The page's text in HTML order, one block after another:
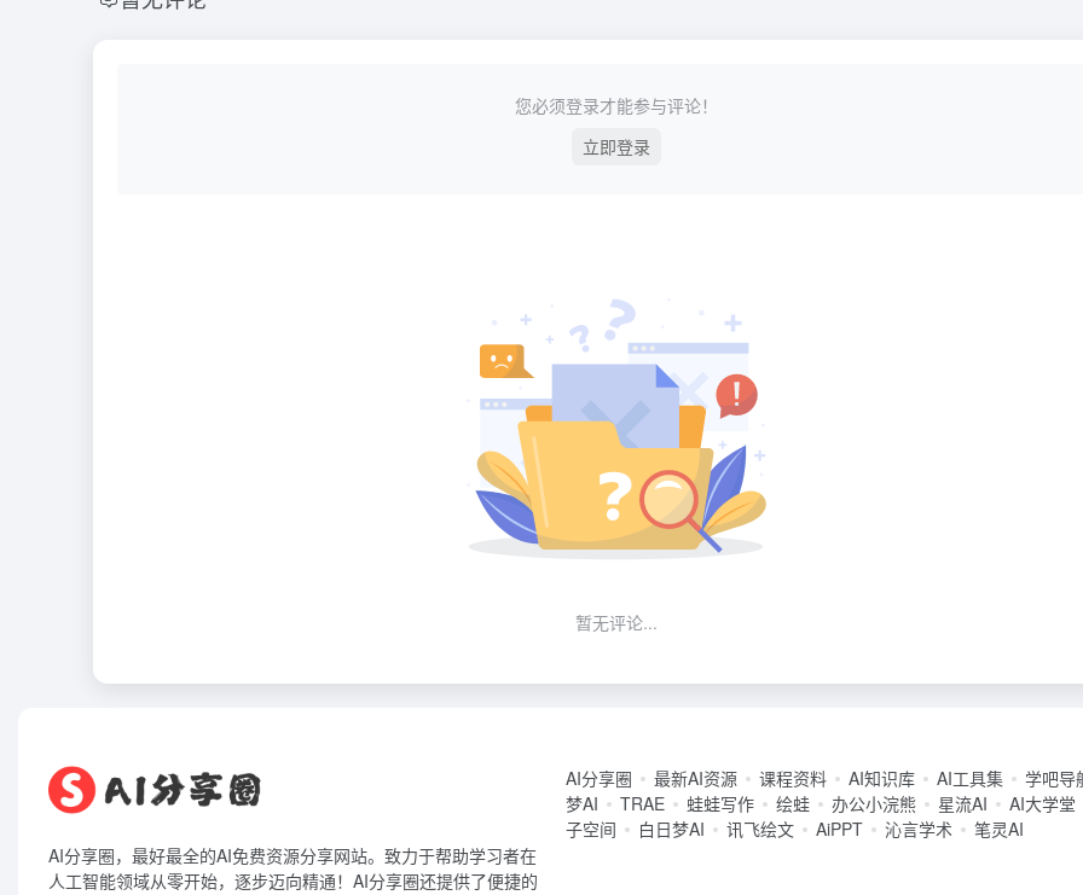
您必须登录才能参与评论！
立即登录
暂无评论...
AI分享圈，最好最全的AI免费资源分享网站。致力于帮助学习者在
人工智能领域从零开始，逐步迈向精通！AI分享圈还提供了便捷的
AI分享圈 最新AI资源 课程资料 AI知识库 AI工具集 学吧导
梦AI
TRAE 蛙蛙写作 绘蛙 办公小浣熊 星流AI AI大学堂
子空间
白日梦AI 讯飞绘文 AiPPT 沁言学术 笔灵AI